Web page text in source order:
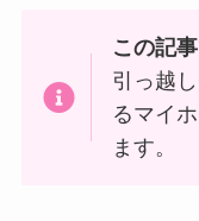
この記
引っ越
るマイ
ます。